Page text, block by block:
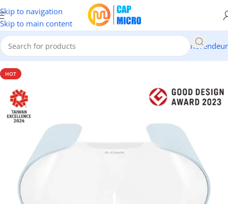
Skip to navigation
Skip to main content
Revendeur
Accueil/RESEAUX/Modems & Routeurs
HOT